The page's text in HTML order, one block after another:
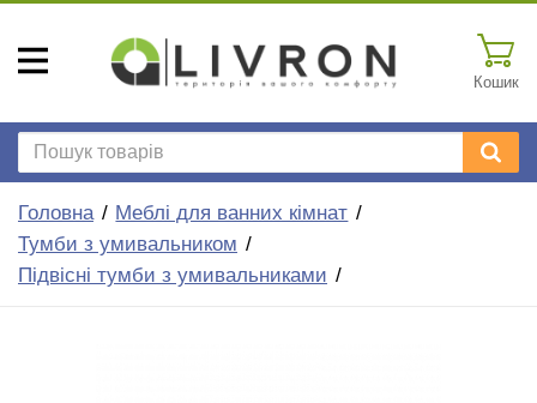
Кошик
Головна
Меблі для ванних кімнат
Тумби з умивальником
Підвісні тумби з умивальниками